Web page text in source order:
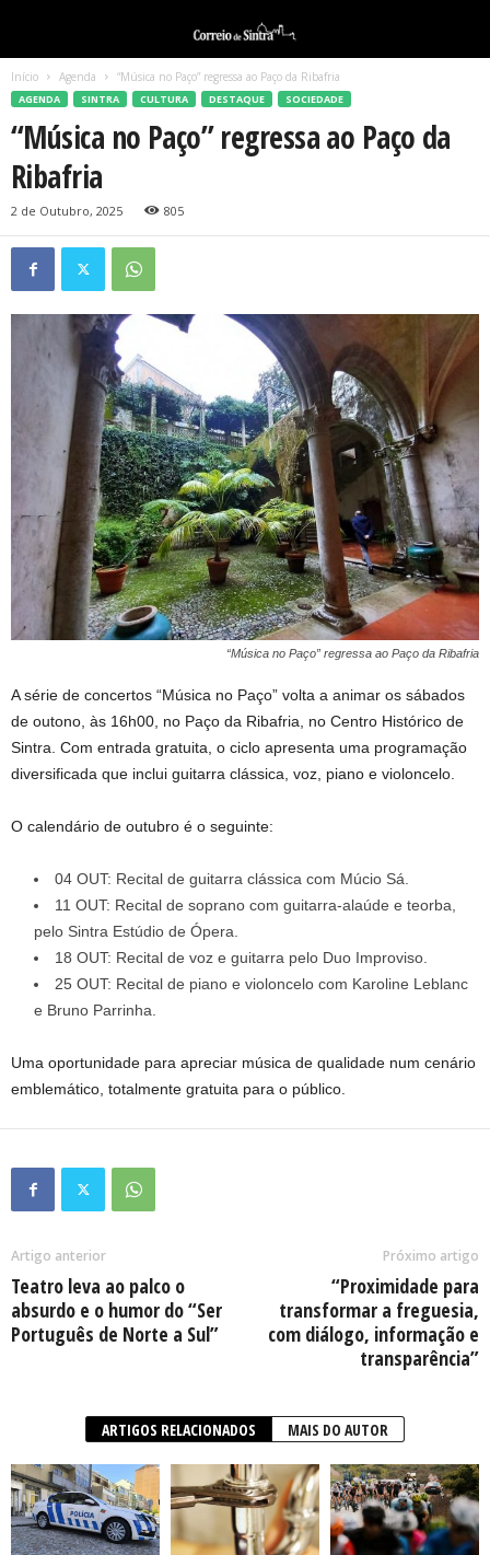
Início Agenda “Música no Paço” regressa ao Paço da Ribafria
AGENDA SINTRA CULTURA DESTAQUE SOCIEDADE
“Música no Paço” regressa ao Paço da
Ribafria
2 de Outubro, 2025 805
“Música no Paço” regressa ao Paço da Ribafria
A série de concertos “Música no Paço” volta a animar os sábados
de outono, às 16h00, no Paço da Ribafria, no Centro Histórico de
Sintra. Com entrada gratuita, o ciclo apresenta uma programação
diversificada que inclui guitarra clássica, voz, piano e violoncelo.
O calendário de outubro é o seguinte:
04 OUT: Recital de guitarra clássica com Múcio Sá.
11 OUT: Recital de soprano com guitarra-alaúde e teorba,
pelo Sintra Estúdio de Ópera.
18 OUT: Recital de voz e guitarra pelo Duo Improviso.
25 OUT: Recital de piano e violoncelo com Karoline Leblanc
e Bruno Parrinha.
Uma oportunidade para apreciar música de qualidade num cenário
emblemático, totalmente gratuita para o público.
Artigo anterior
Teatro leva ao palco o
absurdo e o humor do “Ser
Português de Norte a Sul”
Próximo artigo
“Proximidade para
transformar a freguesia,
com diálogo, informação e
transparência”
ARTIGOS RELACIONADOS MAIS DO AUTOR